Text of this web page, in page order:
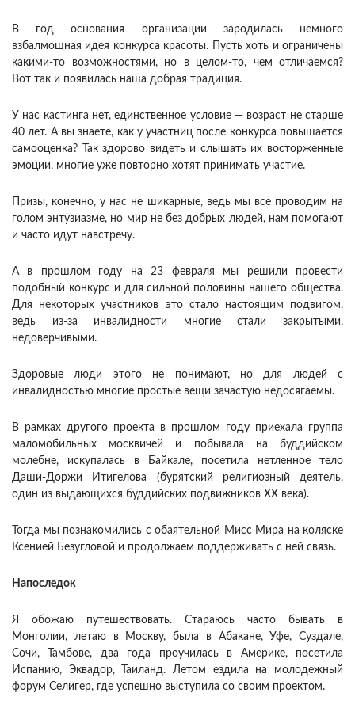
В год основания организации зародилась немного
взбалмошная идея конкурса красоты. Пусть хоть и ограничены
какими-то возможностями, но в целом-то, чем отличаемся?
Вот так и появилась наша добрая традиция.
У нас кастинга нет, единственное условие — возраст не старше
40 лет. А вы знаете, как у участниц после конкурса повышается
самооценка? Так здорово видеть и слышать их восторженные
эмоции, многие уже повторно хотят принимать участие.
Призы, конечно, у нас не шикарные, ведь мы все проводим на
голом энтузиазме, но мир не без добрых людей, нам помогают
и часто идут навстречу.
А в прошлом году на 23 февраля мы решили провести
подобный конкурс и для сильной половины нашего общества.
Для некоторых участников это стало настоящим подвигом,
ведь из-за инвалидности многие стали закрытыми,
недоверчивыми.
Здоровые люди этого не понимают, но для людей с
инвалидностью многие простые вещи зачастую недосягаемы.
В рамках другого проекта в прошлом году приехала группа
маломобильных москвичей и побывала на буддийском
молебне, искупалась в Байкале, посетила нетленное тело
Даши-Доржи Итигелова (бурятский религиозный деятель,
один из выдающихся буддийских подвижников XX века).
Тогда мы познакомились с обаятельной Мисс Мира на коляске
Ксенией Безугловой и продолжаем поддерживать с ней связь.
Напоследок
Я обожаю путешествовать. Стараюсь часто бывать в
Монголии, летаю в Москву, была в Абакане, Уфе, Суздале,
Сочи, Тамбове, два года проучилась в Америке, посетила
Испанию, Эквадор, Таиланд. Летом ездила на молодежный
форум Селигер, где успешно выступила со своим проектом.